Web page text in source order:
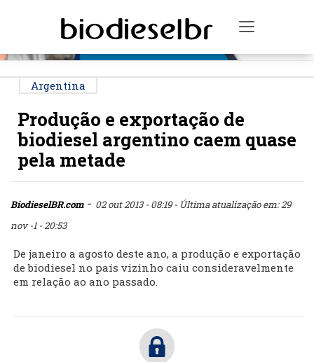
Toggle
Argentina
Produção e exportação de
biodiesel argentino caem quase
pela metade
BiodieselBR.com- 02 out 2013 - 08:19- Última atualização em: 29
nov -1 - 20:53
De janeiro a agosto deste ano, a produção e exportação
de biodiesel no país vizinho caiu consideravelmente
em relação ao ano passado.